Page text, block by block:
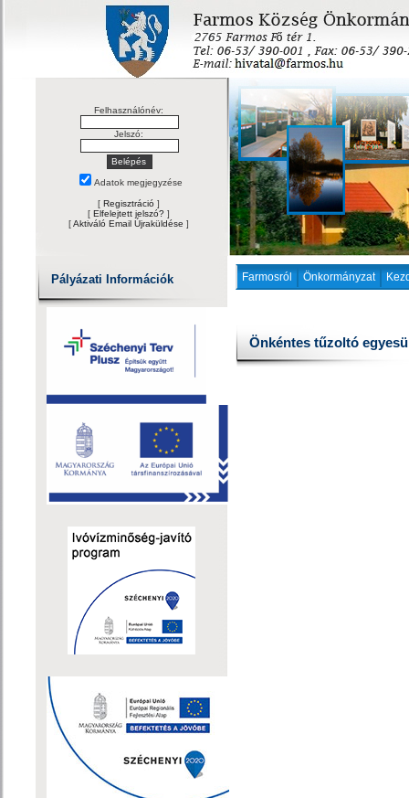
Felhasználónév:
Jelszó:
Adatok megjegyzése
[Regisztráció ]
[Elfelejtett jelszó? ]
[Aktiváló Email Újraküldése ]
Pályázati Információk Farmosról Önkormányzat
Önkéntes tűzoltó